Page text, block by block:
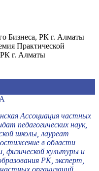
Бизнеса, РК г. Алматы
Практической
г. Алматы
Ассоциация частных
педагогических наук,
школы, лауреат
в области
физической культуры и
РК, эксперт,
организаций